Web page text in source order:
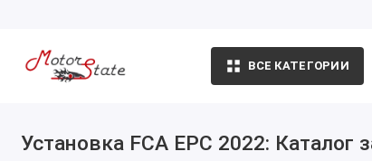
ВСЕ КАТЕГОРИИ
Установка FCA EPC 2022: Каталог